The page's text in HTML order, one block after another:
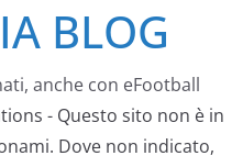
BLOG
anche con eFootball
- Questo sito non è in
Dove non indicato,